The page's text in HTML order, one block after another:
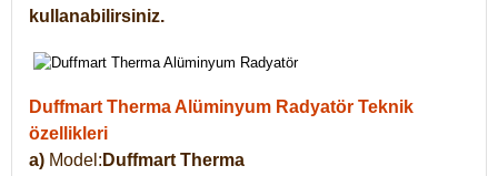
kullanabilirsiniz.
Duffmart Therma Alüminyum Radyatör Teknik
özellikleri
a) Model: Duffmart Therma